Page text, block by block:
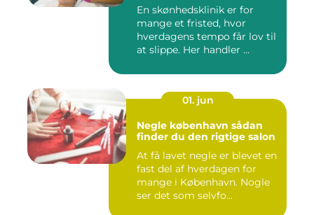
En skønhedsklinik er for
mange et fristed, hvor
hverdagens tempo får lov til
at slippe. Her handler ...
01. jun
Negle københavn sådan
finder du den rigtige salon
At få lavet negle er blevet en
fast del af hverdagen for
mange i København. Nogle
ser det som selvfo...